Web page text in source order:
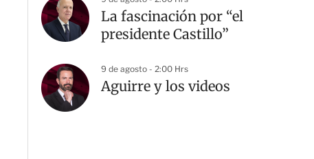
La fascinación por “el
presidente Castillo”
9 de agosto - 2:00 Hrs
Aguirre y los videos